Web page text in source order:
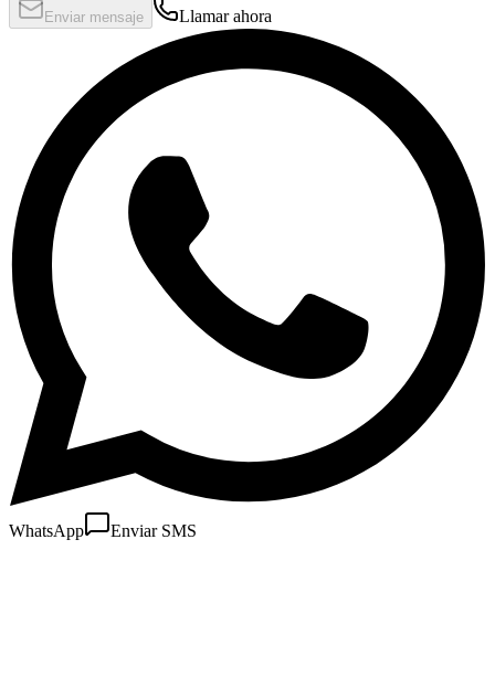
Enviar mensaje Llamar ahora
WhatsApp Enviar SMS